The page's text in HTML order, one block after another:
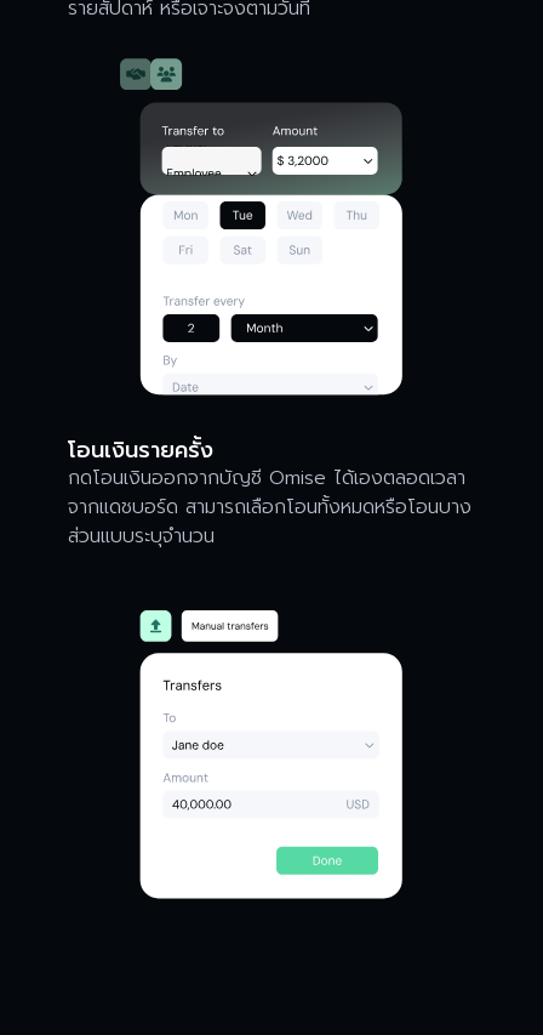
รายสัปดาห์ หรือเจาะจงตามวันที่
โอนเงินรายครั้ง
กดโอนเงินออกจากบัญชี Omise ได้เองตลอดเวลา
จากแดชบอร์ด สามารถเลือกโอนทั้งหมดหรือโอนบาง
ส่วนแบบระบุจำนวน